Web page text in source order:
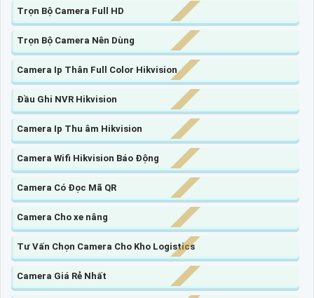
Trọn Bộ Camera Full HD
Trọn Bộ Camera Nên Dùng
Camera Ip Thân Full Color Hikvision
Đầu Ghi NVR Hikvision
Camera Ip Thu âm Hikvision
Camera Wifi Hikvision Báo Động
Camera Có Đọc Mã QR
Camera Cho xe nâng
Tư Vấn Chọn Camera Cho Kho Logistics
Camera Giá Rẻ Nhất